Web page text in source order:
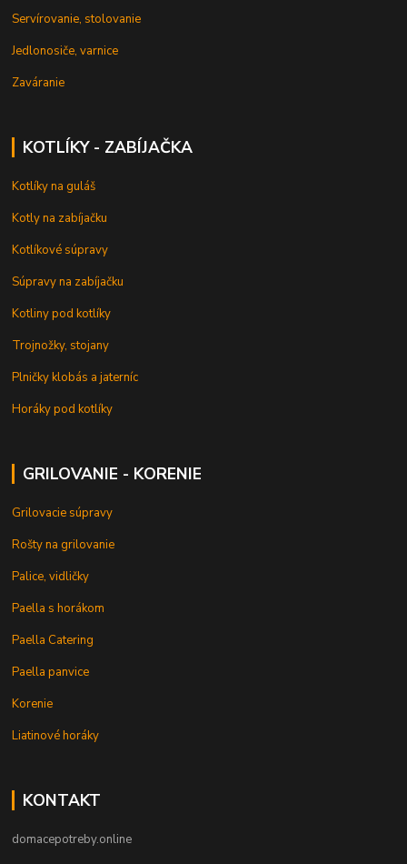
Servírovanie, stolovanie
Jedlonosiče, varnice
Zaváranie
KOTLÍKY - ZABÍJAČKA
Kotlíky na guláš
Kotly na zabíjačku
Kotlíkové súpravy
Súpravy na zabíjačku
Kotliny pod kotlíky
Trojnožky, stojany
Plničky klobás a jaterníc
Horáky pod kotlíky
GRILOVANIE - KORENIE
Grilovacie súpravy
Rošty na grilovanie
Palice, vidličky
Paella s horákom
Paella Catering
Paella panvice
Korenie
Liatinové horáky
KONTAKT
domacepotreby.online